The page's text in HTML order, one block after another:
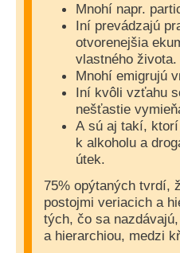
Mnohí napr.
Iní prevádzajú
otvorenejšia
vlastného života.
Mnohí emigrujú
Iní kvôli vzťahu
nešťastie
A sú aj takí,
k alkoholu a
útek.
75% opýtaných tvrdí,
postojmi veriacich a
tých, čo sa
a hierarchiou, medzi